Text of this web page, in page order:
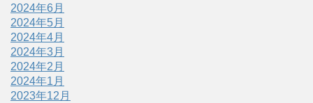
2024年6月
2024年5月
2024年4月
2024年3月
2024年2月
2024年1月
2023年12月